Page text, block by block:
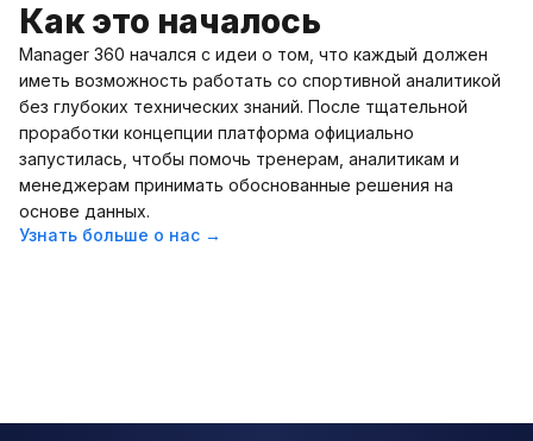
Как это началось
Manager 360 начался с идеи о том, что каждый должен
иметь возможность работать со спортивной аналитикой
без глубоких технических знаний. После тщательной
проработки концепции платформа официально
запустилась, чтобы помочь тренерам, аналитикам и
менеджерам принимать обоснованные решения на
основе данных.
Узнать больше о нас →